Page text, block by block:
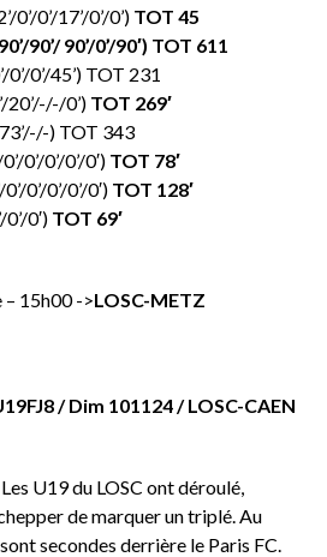
0’/0’/17’/0’/0’) TOT 45
90’/ 90’/0’/90′) TOT 611
0’/0’/45’) TOT 231
20’/-/-/0’) TOT 269′
) TOT 343
0’/0’/0’/0′) TOT 78′
0’/0’/0’/0′) TOT 128′
0’/0′) TOT 69′
15h00 ->LOSC-METZ
/ Dim 101124 / LOSC-CAEN
U19 du LOSC ont déroulé,
de marquer un triplé. Au
secondes derrière le Paris FC.